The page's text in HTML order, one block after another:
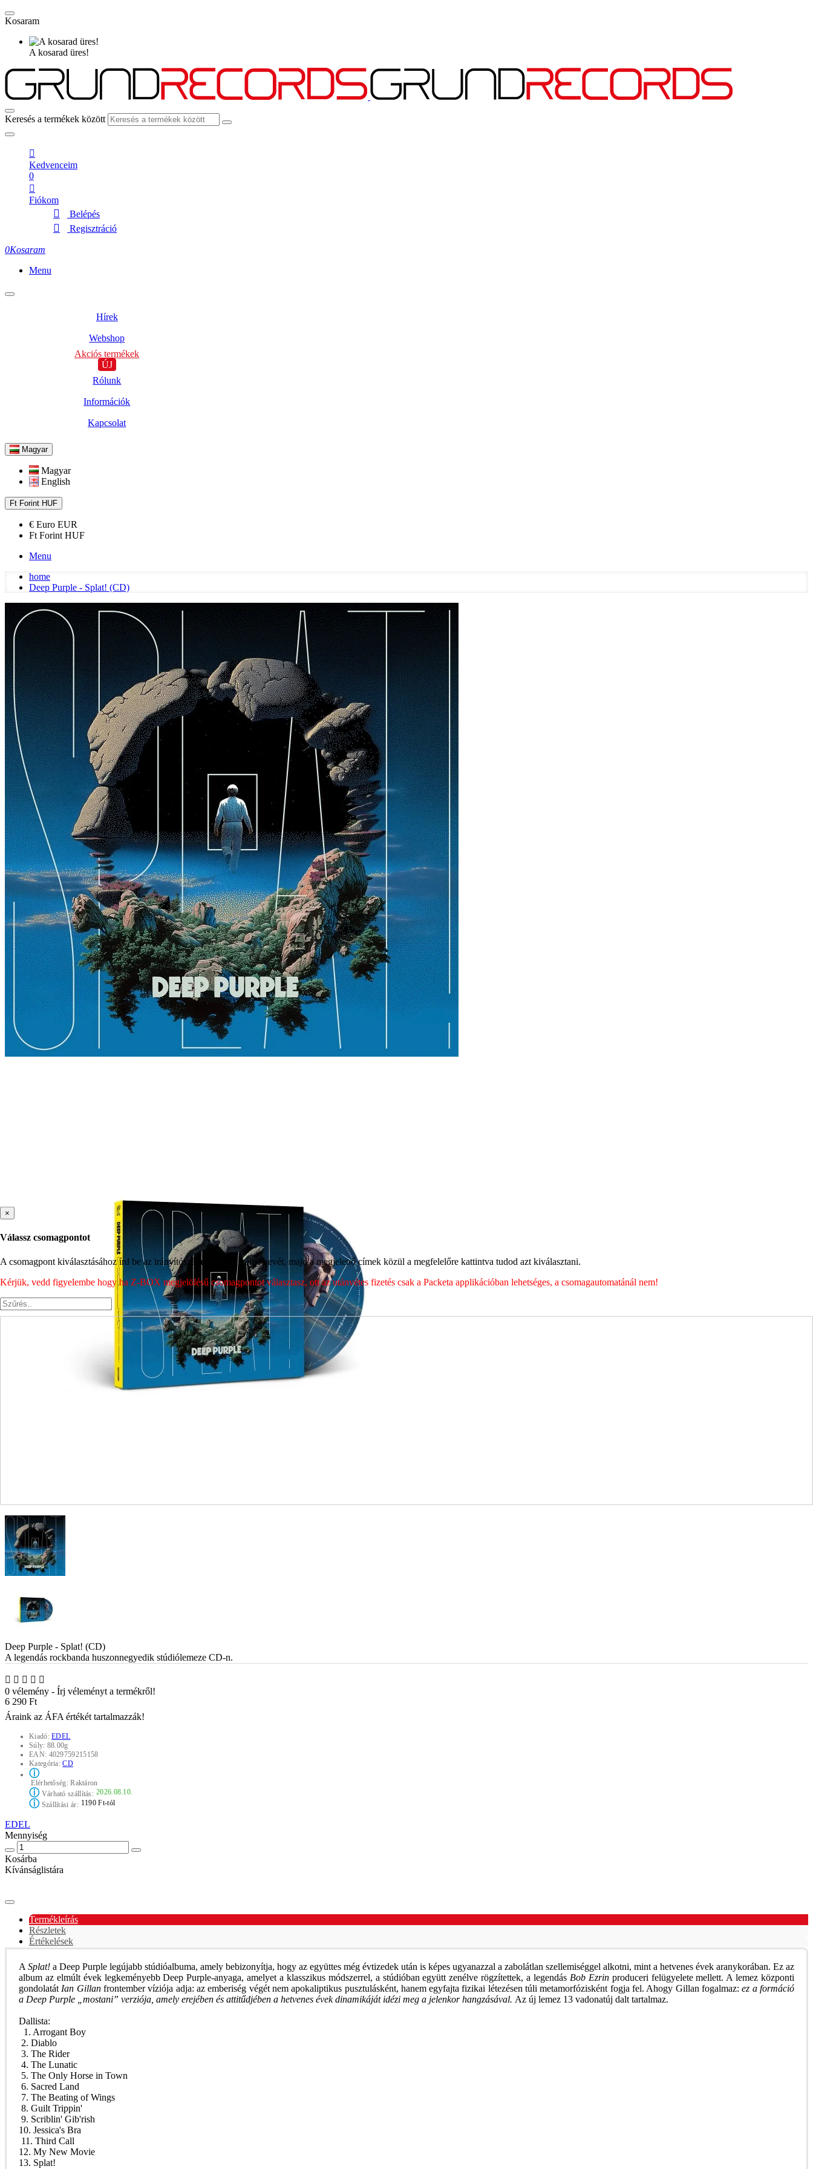
Kosaram
A kosarad üres!
Keresés a termékek között
Kedvenceim
0
Fiókom
Belépés
Regisztráció
0Kosaram
Menu
Hírek
Webshop
Akciós termékek
ÚJ
Rólunk
Információk
Kapcsolat
Magyar
Magyar
English
Ft Forint HUF
€ Euro EUR
Ft Forint HUF
Menu
home
Deep Purple - Splat! (CD)
Deep Purple - Splat! (CD)
A legendás rockbanda huszonnegyedik stúdiólemeze CD-n.
0 vélemény - Írj véleményt a termékről!
6 290 Ft
Áraink az ÁFA értékét tartalmazzák!
Kiadó:EDEL
Súly: 88.00g
EAN: 4029759215158
Kategória:CD
ⓘ
Elérhetőség:Raktáron
ⓘVárható szállítás: 2026.08.10.
ⓘSzállítási ár: 1190 Ft-tól
EDEL
Mennyiség
Kosárba
Kívánságlistára
Termékleírás
Részletek
Értékelések
A Splat! a Deep Purple legújabb stúdióalbuma, amely bebizonyítja, hogy az együttes még évtizedek után is képes ugyanazzal a zabolátlan szellemiséggel alkotni, mint a hetvenes évek aranykorában. Ez az
album az elmúlt évek legkeményebbDeep Purple-anyaga, amelyet a klasszikus módszerrel, a stúdióban együtt zenélve rögzítettek, a legendásBob Ezrinproduceri felügyelete mellett. A lemez központi
gondolatát Ian Gillanfrontember víziója adja: az emberiség végét nem apokaliptikus pusztulásként, hanem egyfajta fizikai létezésen túli metamorfózisként fogja fel. Ahogy Gillan fogalmaz:ez a formáció
a Deep Purple „mostani” verziója, amely erejében és attitűdjében a hetvenes évek dinamikáját idézi meg a jelenkor hangzásával. Az új lemez 13 vadonatúj dalt tartalmaz.
Dallista:
1. Arrogant Boy
2. Diablo
3. The Rider
4. The Lunatic
5. The Only Horse in Town
6. Sacred Land
7. The Beating of Wings
8. Guilt Trippin'
9. Scriblin' Gib'rish
10. Jessica's Bra
11. Third Call
12. My New Movie
13. Splat!
×
Válassz csomagpontot
A csomagpont kiválasztásához írd be az irányítószámot vagy a város nevét, majd a megjelenő címek közül a megfelelőre kattintva tudod azt kiválasztani.
Kérjük, vedd figyelembe hogy ha Z-BOX megjelölésű csomagpontot választasz, ott az utánvétes fizetés csak a Packeta applikációban lehetséges, a csomagautomatánál nem!